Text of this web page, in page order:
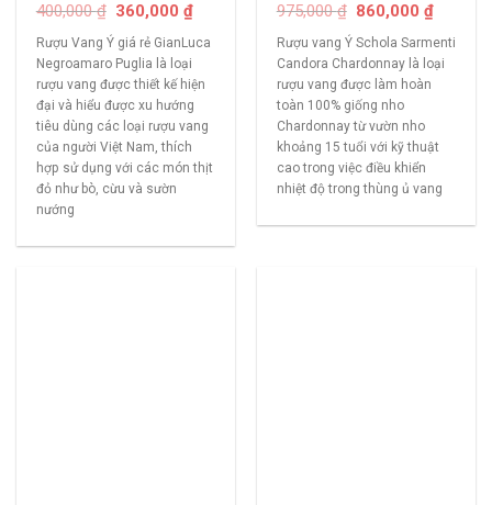
400,000₫ 360,000₫
Rượu Vang Ý giá rẻ GianLuca
Negroamaro Puglia là loại
rượu vang được thiết kế hiện
đại và hiểu được xu hướng
tiêu dùng các loại rượu vang
của người Việt Nam, thích
hợp sử dụng với các món thịt
đỏ như bò, cừu và sườn
nướng
975,000₫ 860,000₫
Rượu vang Ý Schola Sarmenti
Candora Chardonnay là loại
rượu vang được làm hoàn
toàn 100% giống nho
Chardonnay từ vườn nho
khoảng 15 tuổi với kỹ thuật
cao trong việc điều khiển
nhiệt độ trong thùng ủ vang